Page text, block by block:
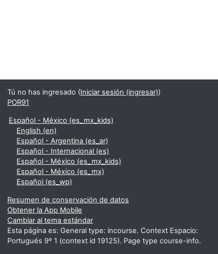
Tú no has ingresado (Iniciar sesión (ingresar))
POR91
Español - México ‎(es_mx_kids)‎
English ‎(en)‎
Español - Argentina ‎(es_ar)‎
Español - Internacional ‎(es)‎
Español - México ‎(es_mx_kids)‎
Español - México ‎(es_mx)‎
Español ‎(es_wp)‎
Resumen de conservación de datos
Obtener la App Mobile
Cambiar al tema estándar
Esta página es: General type: incourse. Context Espacio:
Portugués 9º 1 (context id 19125). Page type course-info.